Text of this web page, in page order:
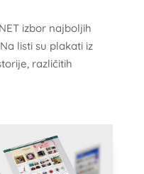
izbor najboljih
listi su plakati iz
različitih